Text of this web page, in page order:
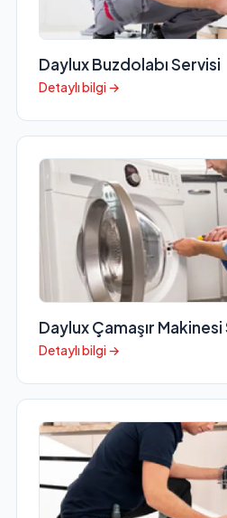
Daylux Buzdolabı Servisi
Detaylı bilgi →
Daylux Çamaşır Makinesi
Detaylı bilgi →